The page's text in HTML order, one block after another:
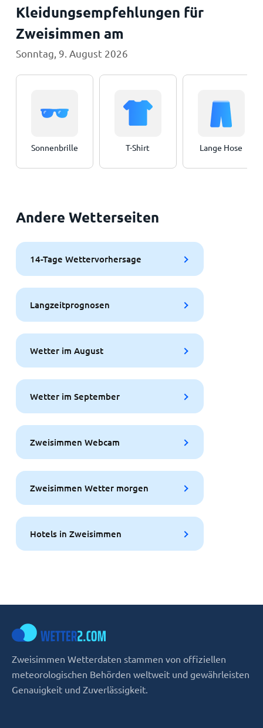
Kleidungsempfehlungen für
Zweisimmen am
Sonntag, 9. August 2026
Sonnenbrille T-Shirt Lange Hose
Andere Wetterseiten
14-Tage Wettervorhersage
Langzeitprognosen
Wetter im August
Wetter im September
Zweisimmen Webcam
Zweisimmen Wetter morgen
Hotels in Zweisimmen
Zweisimmen Wetterdaten stammen von offiziellen
meteorologischen Behörden weltweit und gewährleisten
Genauigkeit und Zuverlässigkeit.